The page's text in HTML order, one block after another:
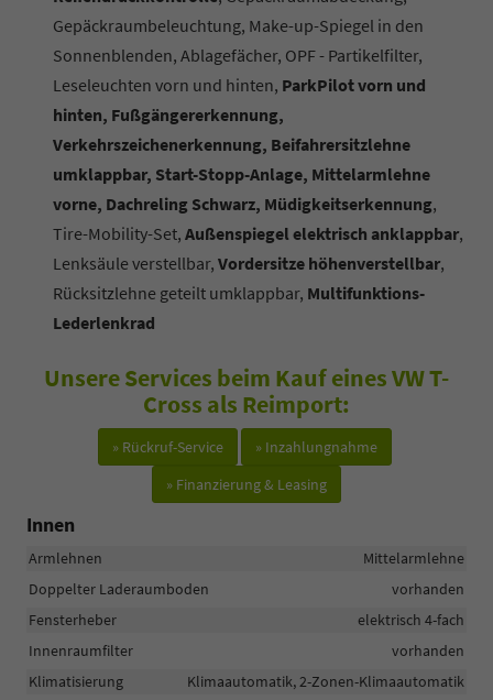
Gepäckraumbeleuchtung, Make-up-Spiegel in den
Sonnenblenden, Ablagefächer, OPF - Partikelfilter,
Leseleuchten vorn und hinten, ParkPilot vorn und
hinten, Fußgängererkennung,
Verkehrszeichenerkennung, Beifahrersitzlehne
umklappbar, Start-Stopp-Anlage, Mittelarmlehne
vorne, Dachreling Schwarz, Müdigkeitserkennung,
Tire-Mobility-Set, Außenspiegel elektrisch anklappbar,
Lenksäule verstellbar, Vordersitze höhenverstellbar,
Rücksitzlehne geteilt umklappbar, Multifunktions-
Lederlenkrad
Unsere Services beim Kauf eines VW T-
Cross als Reimport:
» Rückruf-Service
» Inzahlungnahme
» Finanzierung & Leasing
Innen
Armlehnen
Mittelarmlehne
Doppelter Laderaumboden
vorhanden
Fensterheber
elektrisch 4-fach
Innenraumfilter
vorhanden
Klimatisierung
Klimaautomatik, 2-Zonen-Klimaautomatik